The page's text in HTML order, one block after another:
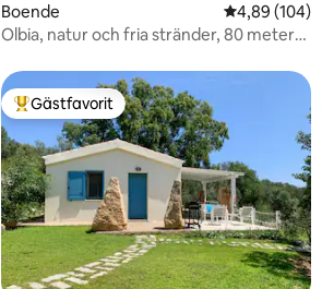
Boende 4,89 av 5 i
4,89 (104)
Olbia, natur och fria stränder, 80 meter
Populär gästfavorit
Gästfavorit